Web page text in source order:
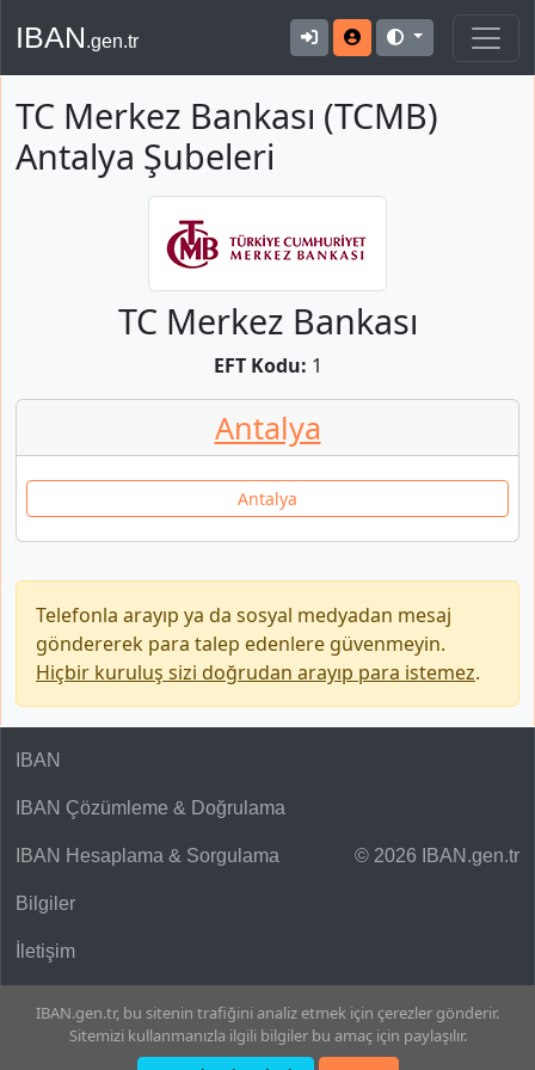
IBAN.gen.tr
TC Merkez Bankası (TCMB)
Antalya Şubeleri
TC Merkez Bankası
EFT Kodu: 1
Antalya
Antalya
Telefonla arayıp ya da sosyal medyadan mesaj
göndererek para talep edenlere güvenmeyin.
Hiçbir kuruluş sizi doğrudan arayıp para istemez.
© 2026 IBAN.gen.tr
IBAN
IBAN Çözümleme & Doğrulama
IBAN Hesaplama & Sorgulama
Bilgiler
İletişim
IBAN.gen.tr, bu sitenin trafiğini analiz etmek için çerezler gönderir.
Sitemizi kullanmanızla ilgili bilgiler bu amaç için paylaşılır.